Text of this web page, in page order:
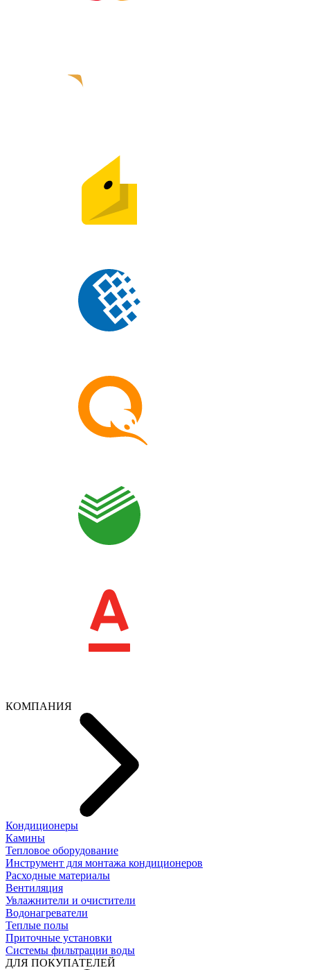
КОМПАНИЯ
Кондиционеры
Камины
Тепловое оборудование
Инструмент для монтажа кондиционеров
Расходные материалы
Вентиляция
Увлажнители и очистители
Водонагреватели
Теплые полы
Приточные установки
Системы фильтрации воды
ДЛЯ ПОКУПАТЕЛЕЙ